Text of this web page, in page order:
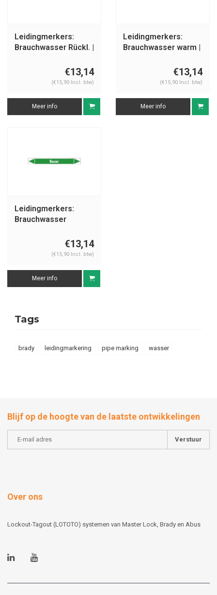
Leidingmerkers:
Brauchwasser Rückl. |
€13,14
(€15,90 Incl. btw)
Meer info
Leidingmerkers:
Brauchwasser warm |
€13,14
(€15,90 Incl. btw)
Meer info
Leidingmerkers:
Brauchwasser
€13,14
(€15,90 Incl. btw)
Meer info
Tags
brady leidingmarkering pipe marking wasser
Blijf op de hoogte van de laatste ontwikkelingen
Verstuur
Over ons
Lockout-Tagout (LOTOTO) systemen van Master Lock, Brady en Abus